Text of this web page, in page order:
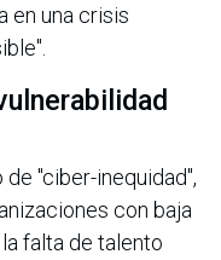
en una crisis
"ciber-inequidad",
con baja
falta de talento